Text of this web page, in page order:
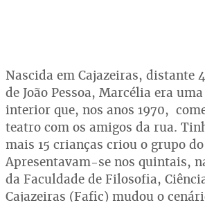
Nascida em Cajazeiras, distante
de João Pessoa, Marcélia era
interior que, nos anos 1970,
teatro com os amigos da rua.
mais 15 crianças criou o grupo
Apresentavam-se nos quintais,
da Faculdade de Filosofia,
Cajazeiras (Fafic) mudou o